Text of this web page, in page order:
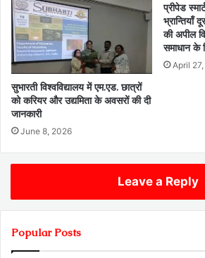
सुभारती विश्वविद्यालय में एम.एड. छात्रों
को करियर और उद्यमिता के अवसरों की दी
जानकारी
June 8, 2026
प्रीपेड
भ्रान्तियाँ
की अपील
समाधान के
April
Leave a Reply
Popular Posts